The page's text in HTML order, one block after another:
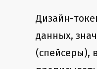
Дизайн-
данных,
(спейсеры),